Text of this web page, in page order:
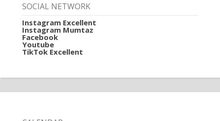
SOCIAL NETWORK
Instagram Excellent
Instagram Mumtaz
Facebook
Youtube
TikTok Excellent